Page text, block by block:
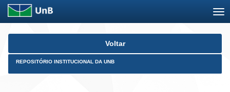
Skip
Voltar
REPOSITÓRIO INSTITUCIONAL DA UNB